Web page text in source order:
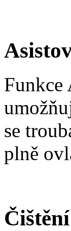
Funkce
se
plně